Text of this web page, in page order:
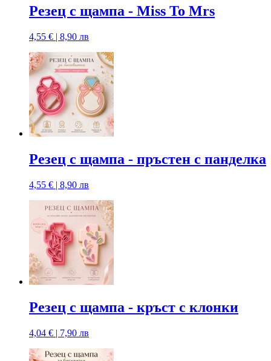
Резец с щампа - Miss To Mrs
4,55 € | 8,90 лв
Резец с щампа - пръстен с панделка
4,55 € | 8,90 лв
Резец с щампа - кръст с клонки
4,04 € | 7,90 лв